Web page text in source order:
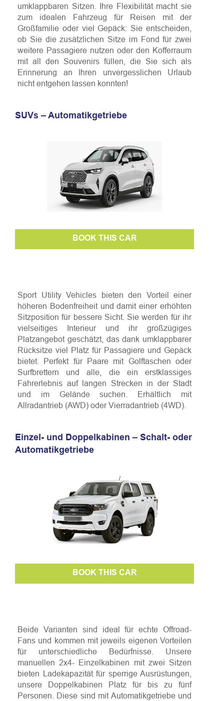
umklappbaren Sitzen. Ihre Flexibilität macht sie
zum idealen Fahrzeug für Reisen mit der
Großfamilie oder viel Gepäck: Sie entscheiden,
ob Sie die zusätzlichen Sitze im Fond für zwei
weitere Passagiere nutzen oder den Kofferraum
mit all den Souvenirs füllen, die Sie sich als
Erinnerung an Ihren unvergesslichen Urlaub
nicht entgehen lassen konnten!
SUVs – Automatikgetriebe
BOOK THIS CAR
Sport Utility Vehicles bieten den Vorteil einer
höheren Bodenfreiheit und damit einer erhöhten
Sitzposition für bessere Sicht. Sie werden für ihr
vielseitiges Interieur und ihr großzügiges
Platzangebot geschätzt, das dank umklappbarer
Rücksitze viel Platz für Passagiere und Gepäck
bietet. Perfekt für Paare mit Golftaschen oder
Surfbrettern und alle, die ein erstklassiges
Fahrerlebnis auf langen Strecken in der Stadt
und im Gelände suchen. Erhältlich mit
Allradantrieb (AWD) oder Vierradantrieb (4WD).
Beide Varianten sind ideal für echte Offroad-
Fans und kommen mit jeweils eigenen Vorteilen
für unterschiedliche Bedürfnisse. Unsere
manuellen 2x4- Einzelkabinen mit zwei Sitzen
bieten Ladekapazität für sperrige Ausrüstungen,
unsere Doppelkabinen Platz für bis zu fünf
Personen. Diese sind mit Automatikgetriebe und
Einzel- und Doppelkabinen – Schalt- oder
Automatikgetriebe
BOOK THIS CAR